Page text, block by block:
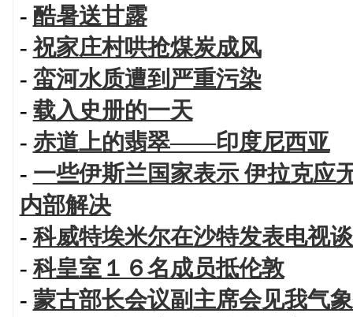
- 酷暑送甘露
-祝家庄村哄抢煤炭成风
- 蛮河水质遭到严重污染
- 载入史册的一天
- 赤道上的翡翠——印度尼西亚
- 一些伊斯兰国家表示 伊拉克应
内部解决
- 科威特埃米尔在沙特发表电视
- 科皇室１６名成员抵伦敦
- 蒙古部长会议副主席会见我气